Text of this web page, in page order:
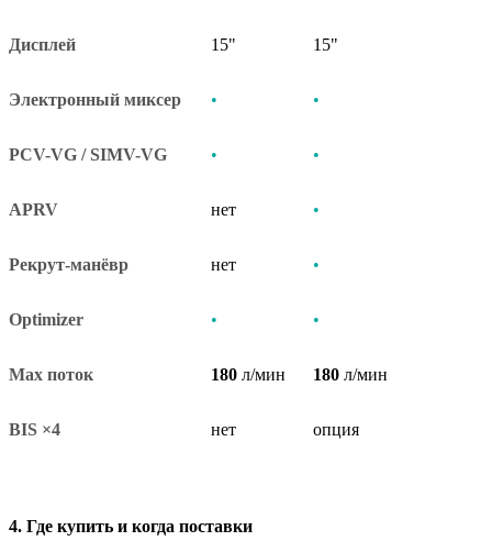
Дисплей 15" 15"
Электронный миксер • •
PCV-VG / SIMV-VG • •
APRV нет •
Рекрут-манёвр нет •
Optimizer • •
Max поток 180 л/мин 180 л/мин
BIS ×4 нет опция
4. Где купить и когда поставки